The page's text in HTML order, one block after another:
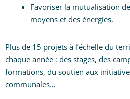
Favoriser la mutualisation
moyens et des énergies.
Plus de 15 projets à l’échelle du
chaque année : des stages, des
formations, du soutien aux
communales…